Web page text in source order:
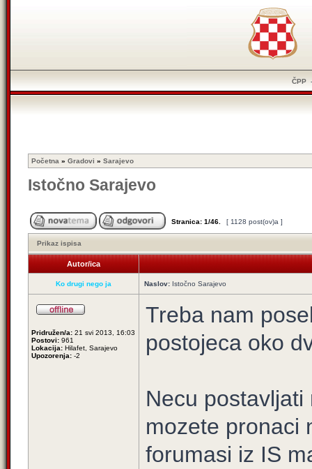
ČPP
Početna » Gradovi » Sarajevo
Istočno Sarajevo
Stranica: 1/46 [ 1128 post(ov)a ]
Prikaz ispisa
Autor/ica
Ko drugi nego ja Naslov: Istočno Sarajevo
Pridružen/a: 21 svi 2013, 16:03
Postovi: 961
Lokacija: Hilafet, Sarajevo
Upozorenja: -2
Treba nam
postojeca oko
Necu
mozete pronaci
forumasi iz IS